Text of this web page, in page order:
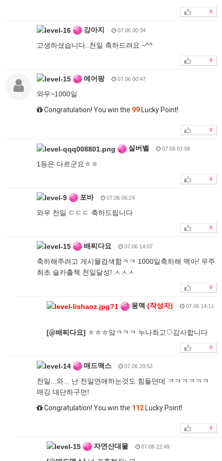
0
강아지 07.06 00:34
고생하셨습니다..천일 축하드려요 ~^^
0
에어팡 07.06 00:47
와우~1000일
Congratulation! You win the 99 Lucky Point!
0
실버벨 07.06 01:06
1등은 다르군요ㅎㅎ
0
포바 07.06 06:24
와우 천일 ㄷㄷㄷ 축하드립니다
0
배찌다요 07.06 14:07
축하해주려고 게시물검색함ㅋㅋ 1000일축하해 맥아! 우주
최초 슬카출첵 천일달성! ㅅㅅㅅ
0
몽맥 (작성자) 07.06 14:11
[@배찌다요] ㅎㅎㅎ앜ㅋㅋㅋ 누나최고♡감사합니다
0
매드맥스 07.06 20:52
천일...와... 난 천일연애하는것도 힘들던데 ㅋㅋㅋㅋㅋㅋ
매깅 대단하구먼!
Congratulation! You win the 112 Lucky Point!
0
자연산대물 07.06 22:49